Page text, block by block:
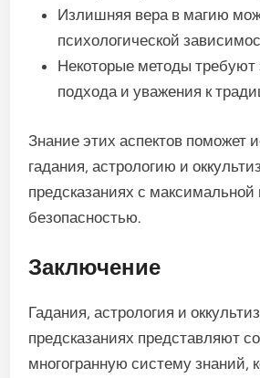
Излишняя вера в магию
психологической
Некоторые методы требуют
подхода и уважения к
Знание этих аспектов поможет
гадания, астрологию и
предсказаниях с максимальной
безопасностью.
Заключение
Гадания, астрология и
предсказаниях представляют
многогранную систему знаний,